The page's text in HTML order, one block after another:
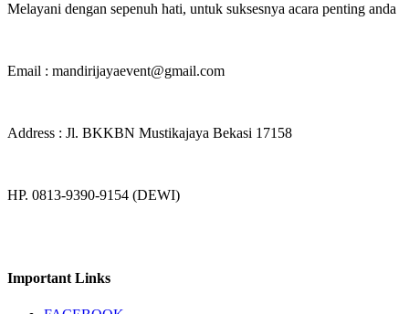
Melayani dengan sepenuh hati, untuk suksesnya acara penting anda
Email : mandirijayaevent@gmail.com
Address : Jl. BKKBN Mustikajaya Bekasi 17158
HP. 0813-9390-9154 (DEWI)
Important Links